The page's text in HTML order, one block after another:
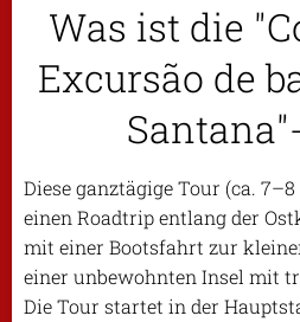
Was ist die
Excursão de
Diese ganztägige Tour (ca.
einen Roadtrip entlang der
mit einer Bootsfahrt zur
einer unbewohnten Insel mit
Die Tour startet in der